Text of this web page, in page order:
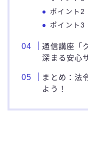
ポイント2
ポイント3
通信講座「
深まる安心
まとめ：法
よう！